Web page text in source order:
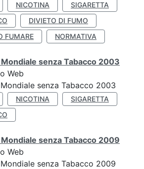
NICOTINA
SIGARETTA
DIVIETO DI FUMO
FUMARE
NORMATIVA
senza Tabacco 2003
Web
senza Tabacco 2003
NICOTINA
SIGARETTA
senza Tabacco 2009
Web
senza Tabacco 2009